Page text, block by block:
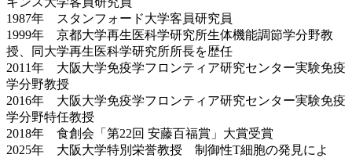
1987年 スタンフォード大学客員研究員
1999年 京都大学再生医科学研究所生体機能調節学分野教
授、同大学再生医科学研究所所長を歴任
2011年 大阪大学免疫学フロンティア研究センター実験免疫
学分野教授
2016年 大阪大学免疫学フロンティア研究センター実験免疫
学分野特任教授
2018年 食創会「第22回 安藤百福賞」大賞受賞
2025年 大阪大学特別栄誉教授 制御性T細胞の発見によ